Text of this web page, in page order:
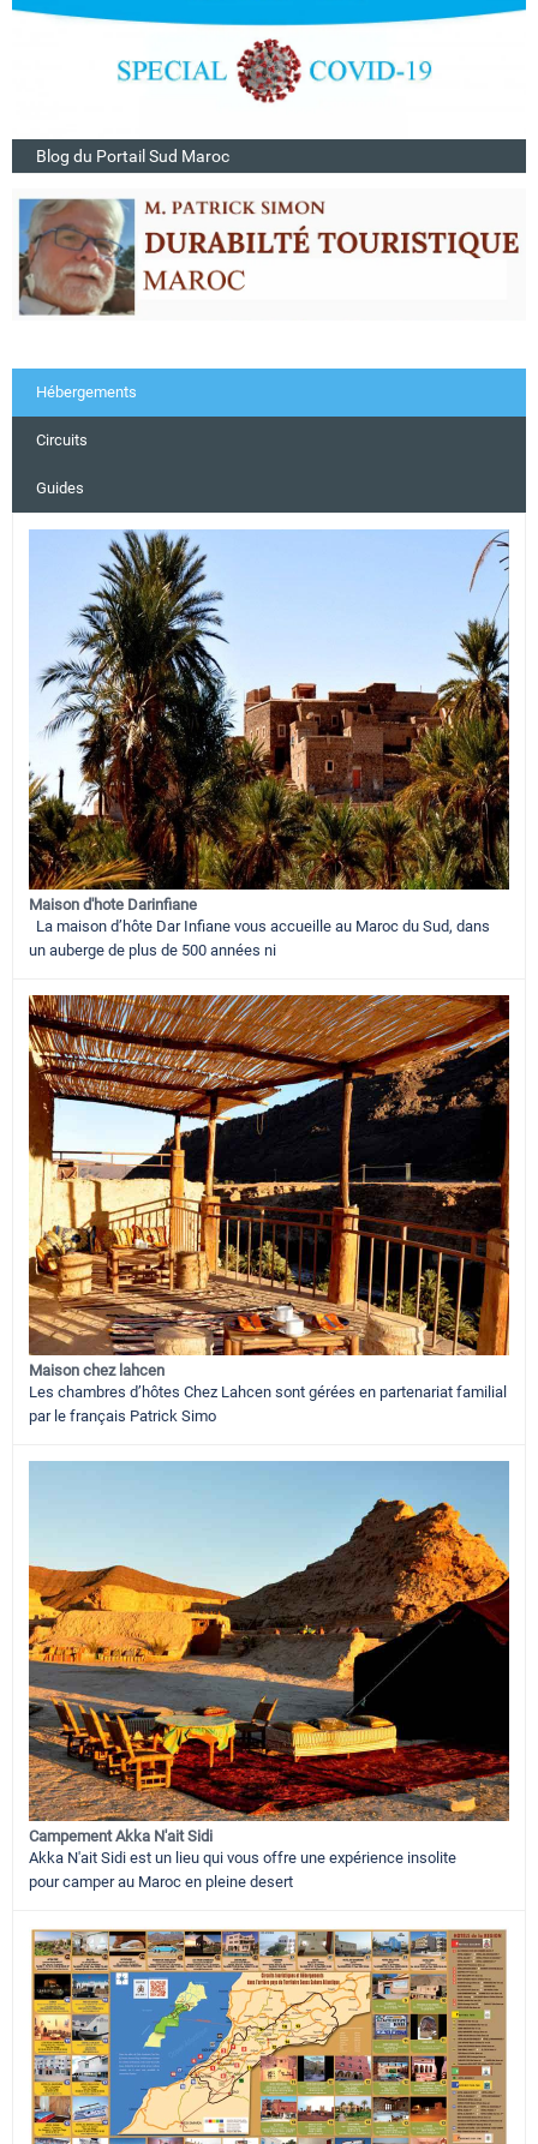
Blog du Portail Sud Maroc
Hébergements
Circuits
Guides
Maison d'hote Darinfiane
La maison d’hôte Dar Infiane vous accueille au Maroc du Sud, dans
un auberge de plus de 500 années ni
Maison chez lahcen
Les chambres d’hôtes Chez Lahcen sont gérées en partenariat familial
par le français Patrick Simo
Campement Akka N'ait Sidi
Akka N'ait Sidi est un lieu qui vous offre une expérience insolite
pour camper au Maroc en pleine desert